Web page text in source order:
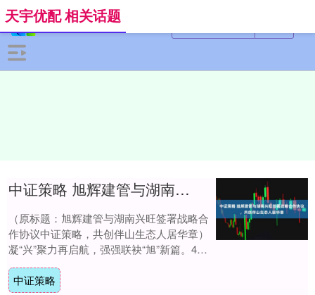
天宇优配 相关话题
中证策略 旭辉建管与湖南兴旺签署战略合作协议，共创伴山生态人居华章
（原标题：旭辉建管与湖南兴旺签署战略合
作协议中证策略，共创伴山生态人居华章）
凝“兴”聚力再启航，强强联袂“旭”新篇。4月
25日，湖南兴旺集团与旭辉建管在长沙伴....
中证策略